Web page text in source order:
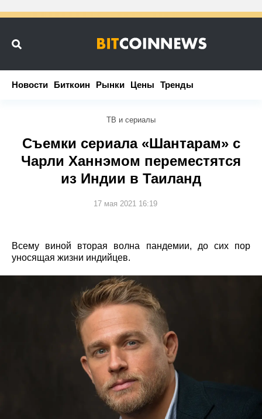
Новости Биткоин Рынки Цены Тренды
Новости Биткоин Рынки Цены Тренды
ТВ и сериалы
Съемки сериала «Шантарам» с
Чарли Ханнэмом переместятся
из Индии в Таиланд
17 мая 2021 16:19
Всему виной вторая волна пандемии, до сих пор
уносящая жизни индийцев.